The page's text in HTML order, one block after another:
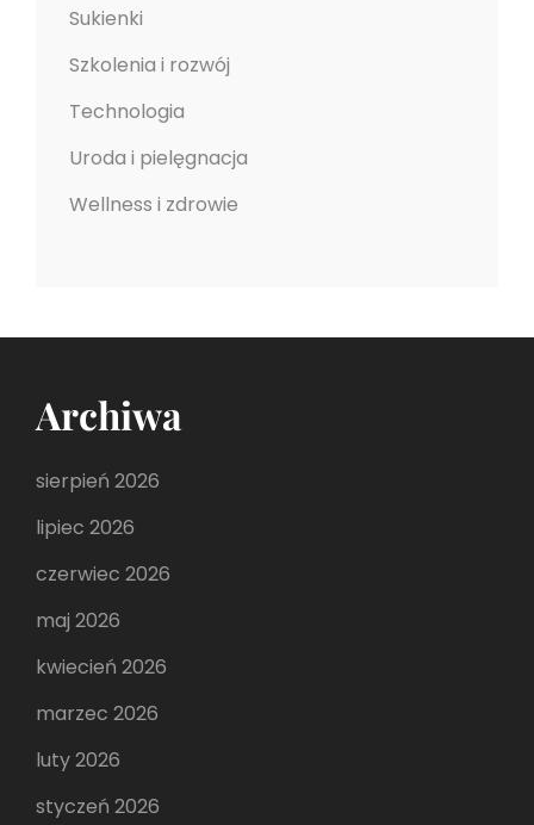
Sukienki
Szkolenia i rozwój
Technologia
Uroda i pielęgnacja
Wellness i zdrowie
Archiwa
sierpień 2026
lipiec 2026
czerwiec 2026
maj 2026
kwiecień 2026
marzec 2026
luty 2026
styczeń 2026